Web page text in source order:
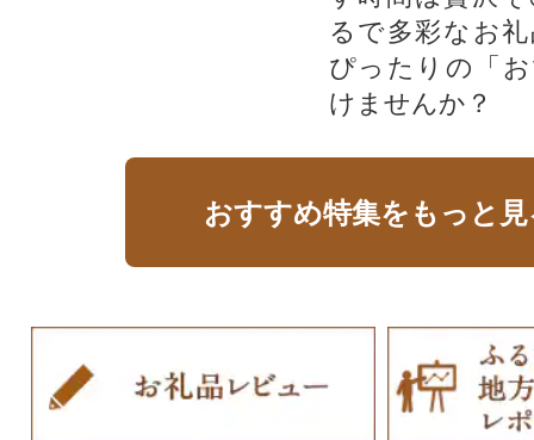
るで多彩なお
ぴったりの「
けませんか？
おすすめ特集をもっと